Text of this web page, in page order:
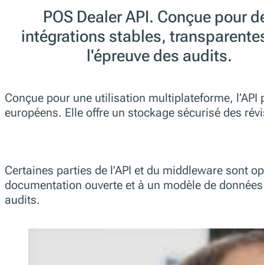
POS Dealer API. Conçue pour
intégrations stables,
l'épreuve des audits.
Conçue pour une utilisation multiplateforme,
européens. Elle offre un stockage sécurisé des
Certaines parties de l’API et du middleware sont
documentation ouverte et à un modèle de
audits.